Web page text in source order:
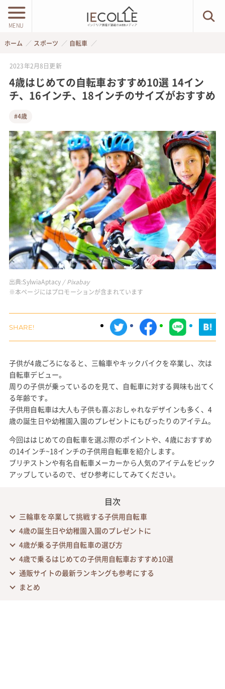
MENU
ホーム スポーツ 自転車
2023年2月8日更新
4歳はじめての自転車おすすめ10選 14イン
チ、16インチ、18インチのサイズがおすすめ
#4歳
出典:SylwiaAptacy / Pixabay
※本ページにはプロモーションが含まれています
子供が4歳ごろになると、三輪車やキックバイクを卒業し、次は
自転車デビュー。
周りの子供が乗っているのを見て、自転車に対する興味も出てく
る年齢です。
子供用自転車は大人も子供も喜ぶおしゃれなデザインも多く、4
歳の誕生日や幼稚園入園のプレゼントにもぴったりのアイテム。
今回ははじめての自転車を選ぶ際のポイントや、4歳におすすめ
の14インチ~18インチの子供用自転車を紹介します。
ブリヂストンや有名自転車メーカーから人気のアイテムをピック
アップしているので、ぜひ参考にしてみてください。
目次
三輪車を卒業して挑戦する子供用自転車
4歳の誕生日や幼稚園入園のプレゼントに
4歳が乗る子供用自転車の選び方
4歳で乗るはじめての子供用自転車おすすめ10選
通販サイトの最新ランキングも参考にする
まとめ